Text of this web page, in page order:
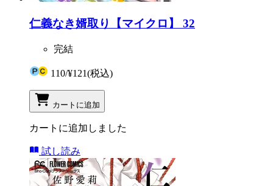
仁義なき婿取り【マイクロ】 32
完結
110/¥121(税込)
カートに追加
カートに追加しました
試し読み